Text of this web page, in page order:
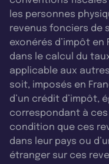
les personnes
revenus fonciers de
exonérés d’impôt
dans le calcul du
applicable aux
soit, imposés en
d’un crédit d’impôt,
correspondant à
condition que ces
dans leur pays ou
étranger sur ces